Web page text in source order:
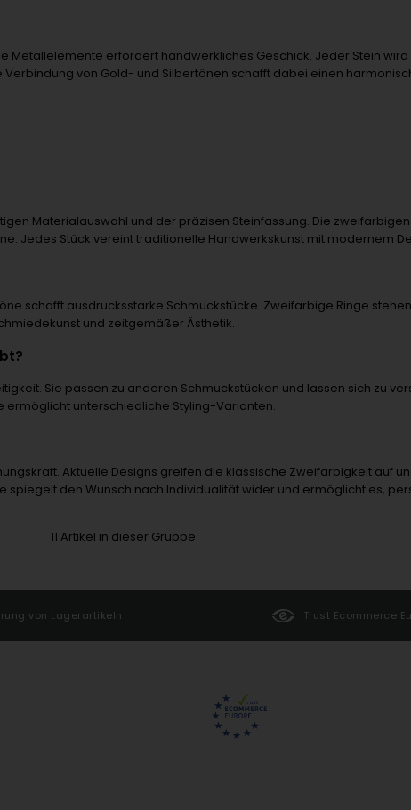
Metallelemente erfordert handwerkliches Geschick. Jeder Stein
Verbindung von Gold- und Silbertönen schafft dabei einen
Materialauswahl und der präzisen Steinfassung. Die
Jedes Stück vereint traditionelle Handwerkskunst mit modernem
schafft ausdrucksstarke Schmuckstücke. Zweifarbige Ringe
und zeitgemäßer Ästhetik.
Sie passen zu anderen Schmuckstücken und lassen sich zu
ermöglicht unterschiedliche Styling-Varianten.
Aktuelle Designs greifen die klassische Zweifarbigkeit auf
spiegelt den Wunsch nach Individualität wider und ermöglicht es,
11 Artikel in dieser Gruppe
von Lagerartikeln Trust Ecommerce